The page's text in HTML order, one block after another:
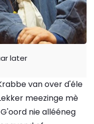
later
van over d'éle
meezinge mè
nie allééneg